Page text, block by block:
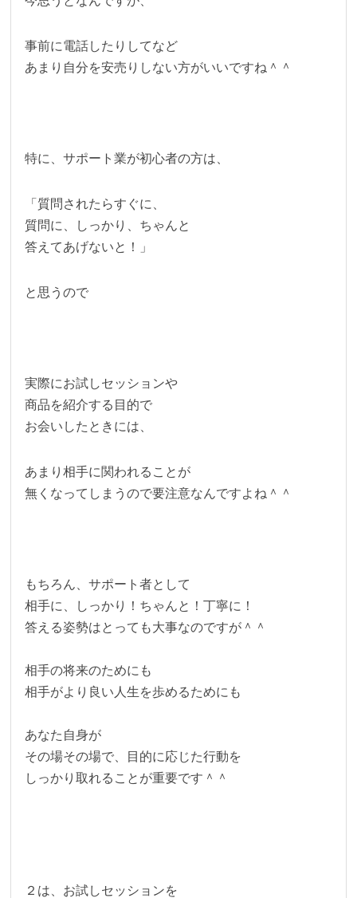
事前に電話したりしてなど
あまり自分を安売りしない方がいいですね＾＾
特に、サポート業が初心者の方は、
「質問されたらすぐに、
質問に、しっかり、ちゃんと
答えてあげないと！」
と思うので
実際にお試しセッションや
商品を紹介する目的で
お会いしたときには、
あまり相手に関われることが
無くなってしまうので要注意なんですよね＾＾
もちろん、サポート者として
相手に、しっかり！ちゃんと！丁寧に！
答える姿勢はとっても大事なのですが＾＾
相手の将来のためにも
相手がより良い人生を歩めるためにも
あなた自身が
その場その場で、目的に応じた行動を
しっかり取れることが重要です＾＾
２は、お試しセッションを